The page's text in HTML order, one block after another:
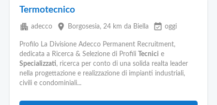
Termotecnico
apartment adecco place Borgosesia, 24 km da Biella event_available oggi
Profilo La Divisione Adecco Permanent Recruitment,
dedicata a Ricerca & Selezione di Profili
Tecnici e
Specializzati, ricerca per conto di una solida realta leader
nella progettazione e realizzazione di impianti industriali,
civili e condominiali...